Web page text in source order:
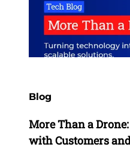
Blog
More Than a
with Customers